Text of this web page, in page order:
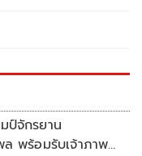
ป์จักรยาน
ล พร้อมรับเจ้าภาพ